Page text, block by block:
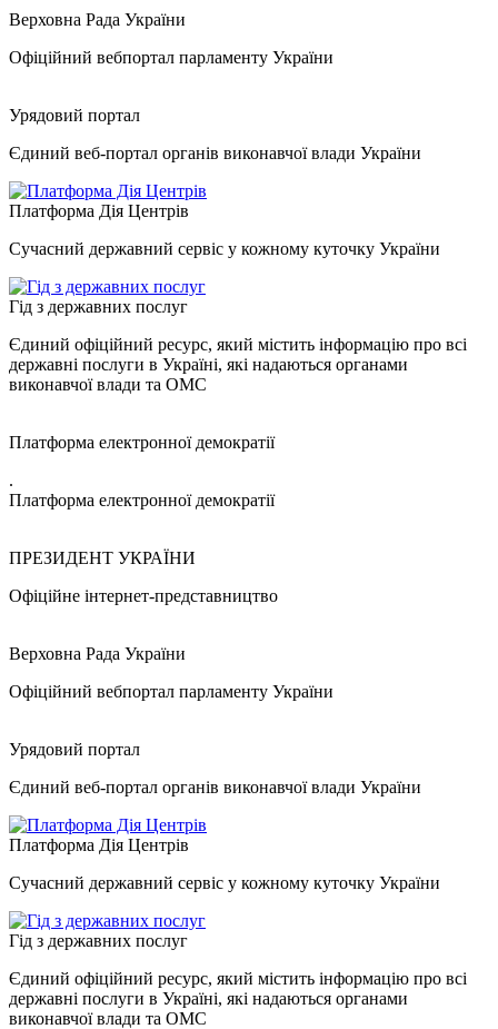
Верховна Рада України
Офіційний вебпортал парламенту України
Урядовий портал
Єдиний веб-портал органів виконавчої влади України
Платформа Дія Центрів
Сучасний державний сервіс у кожному куточку України
Гід з державних послуг
Єдиний офіційний ресурс, який містить інформацію про всі
державні послуги в Україні, які надаються органами
виконавчої влади та ОМС
Платформа електронної демократії
.
Платформа електронної демократії
ПРЕЗИДЕНТ УКРАЇНИ
Офіційне інтернет-представництво
Верховна Рада України
Офіційний вебпортал парламенту України
Урядовий портал
Єдиний веб-портал органів виконавчої влади України
Платформа Дія Центрів
Сучасний державний сервіс у кожному куточку України
Гід з державних послуг
Єдиний офіційний ресурс, який містить інформацію про всі
державні послуги в Україні, які надаються органами
виконавчої влади та ОМС